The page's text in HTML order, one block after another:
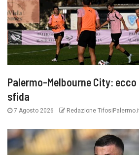
Palermo-Melbourne City: ecco
sfida
7 Agosto 2026 Redazione